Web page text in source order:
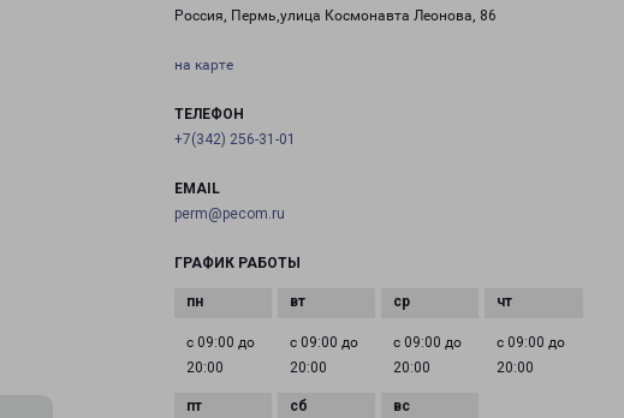
Россия, Пермь,улица Космонавта Леонова, 86
на карте
ТЕЛЕФОН
+7(342) 256-31-01
EMAIL
perm@pecom.ru
ГРАФИК РАБОТЫ
с 09:00 до
20:00
с 09:00 до
20:00
с 09:00 до
20:00
с 09:00 до
20:00